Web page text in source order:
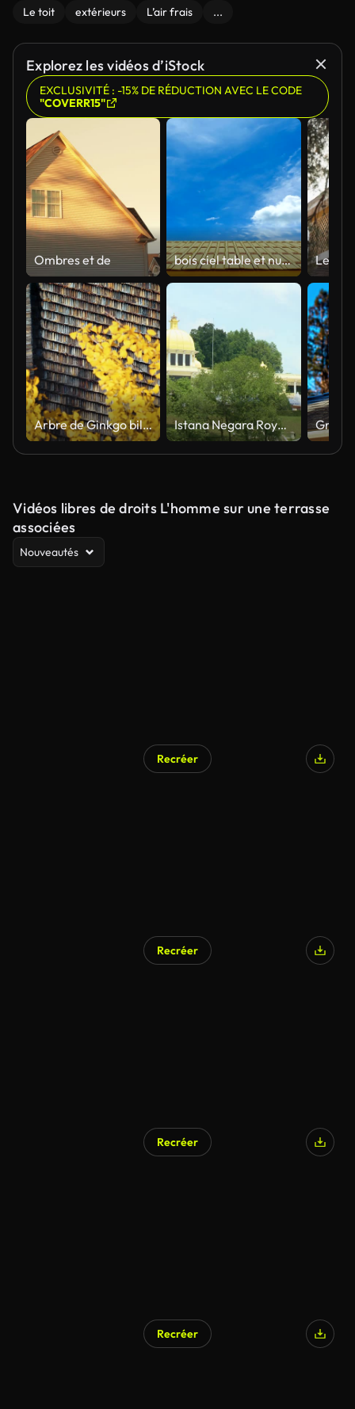
Le toit extérieurs L’air frais ...
Explorez les vidéos d’iStock
EXCLUSIVITÉ : -15% DE RÉDUCTION AVEC LE CODE
"COVERR15"
Ombres et de bois ciel table et nuages se déplaçant, vidéo en temps écoulé 4K
Arbre de Ginkgo biloba. Feuilles de Ginkgo Biloba jaune-or. Une plante médicinale. Istana Negara Royal Compound avec deux dômes dorés et étendard royal volant
Vidéos libres de droits L'homme sur une terrasse
associées
Nouveautés
Recréer
Recréer
Recréer
Recréer